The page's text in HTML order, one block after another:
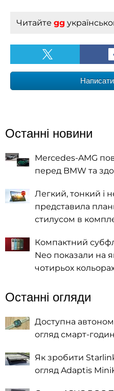
Читайте gg
Останні новини
Mercedes-AMG
перед BMW та
Легкий, тонкий і
представила
стилусом в
Компактний
Neo показали на
чотирьох
Останні огляди
Доступна
огляд смарт-
Як зробити
огляд Adaptis